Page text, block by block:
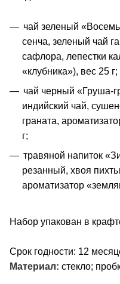
чай зеленый
сенча, зеленый чай
сафлора, лепестки
«клубника»), вес 25 г;
чай черный «Груша-
индийский чай,
граната,
г;
травяной напиток
резанный, хвоя
ароматизатор
Набор упакован в
Срок годности: 12
Материал: стекло;